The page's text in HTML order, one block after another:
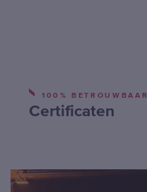
100% BETROUWBAAR
Certificaten